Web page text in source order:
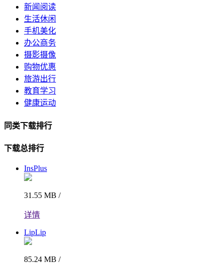
新闻阅读
生活休闲
手机美化
办公商务
摄影摄像
购物优惠
旅游出行
教育学习
健康运动
同类下载排行
下载总排行
InsPlus
31.55 MB /
详情
LipLip
85.24 MB /